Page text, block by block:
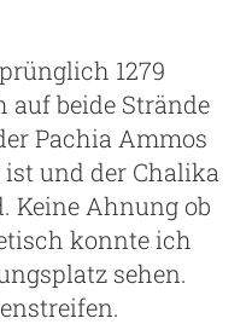
1279
auf beide Strände
Pachia Ammos
und der Chalika
Keine Ahnung ob
konnte ich
sehen.